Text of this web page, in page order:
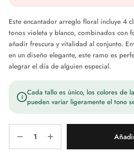
Este encantador arreglo floral incluye 4
tonos violeta y blanco, combinados con
añadir frescura y vitalidad al conjunto.
en un diseño elegante, este ramo es
alegrar el día de alguien especial.
i Cada tallo es único, los colores de
pueden variar ligeramente el tono